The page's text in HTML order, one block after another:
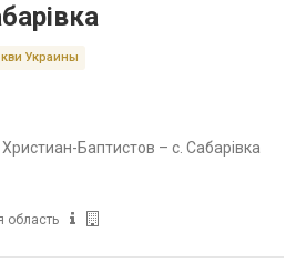
Украины
Баптистов – с. Сабарівка
область